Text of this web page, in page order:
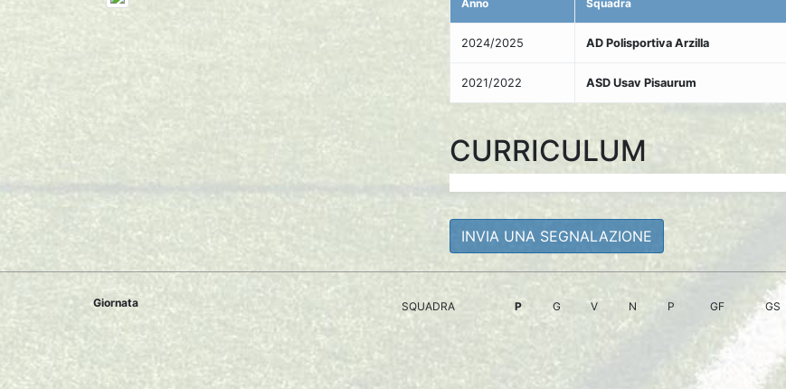
Anno Squadra
2024/2025 AD Polisportiva Arzilla
2021/2022 ASD Usav Pisaurum
CURRICULUM
INVIA UNA SEGNALAZIONE
Giornata SQUADRA P G V N P GF GS